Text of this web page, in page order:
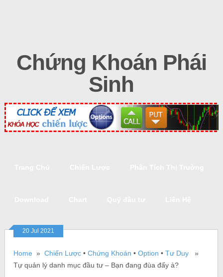
Chứng Khoán Phái
Sinh
20 Jul 2021
Home »Chiến Lược •Chứng Khoán •Option •Tư Duy »
Tự quản lý danh mục đầu tư – Bạn đang đùa đấy à?